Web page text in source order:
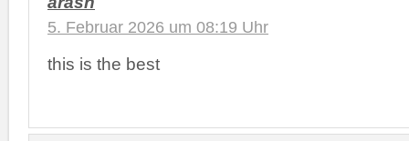
5. Februar 2026 um 08:19 Uhr
this is the best